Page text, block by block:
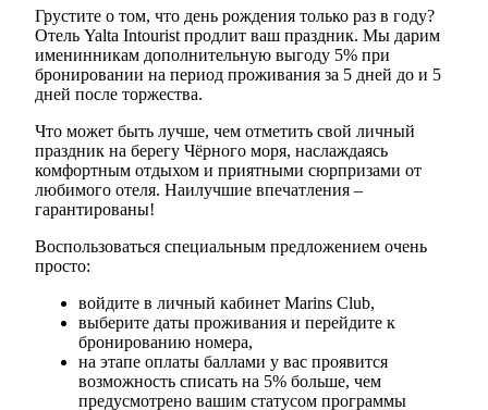
Грустите о том, что день рождения только раз в году?
Отель Yalta Intourist продлит ваш праздник. Мы дарим
именинникам дополнительную выгоду 5% при
бронировании на период проживания за 5 дней до и 5
дней после торжества.
Что может быть лучше, чем отметить свой личный
праздник на берегу Чёрного моря, наслаждаясь
комфортным отдыхом и приятными сюрпризами от
любимого отеля. Наилучшие впечатления –
гарантированы!
Воспользоваться специальным предложением очень
просто:
войдите в личный кабинет Marins Club,
выберите даты проживания и перейдите к
бронированию номера,
на этапе оплаты баллами у вас проявится
возможность списать на 5% больше, чем
предусмотрено вашим статусом программы